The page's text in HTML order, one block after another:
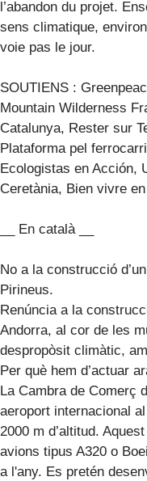
l’abandon du projet.
sens climatique,
voie pas le jour.
SOUTIENS :
Mountain Wilderness
Catalunya, Rester sur
Plataforma pel
Ecologistas en Acción,
Ceretània, Bien vivre
__ En català __
No a la construcció
Pirineus.
Renúncia a la
Andorra, al cor de les
despropòsit climàtic,
Per què hem d’actuar
La Cambra de Comerç
aeroport internacional
2000 m d’altitud.
avions tipus A320 o
a l'any. Es pretén